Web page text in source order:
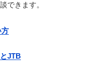
できます。
JTB